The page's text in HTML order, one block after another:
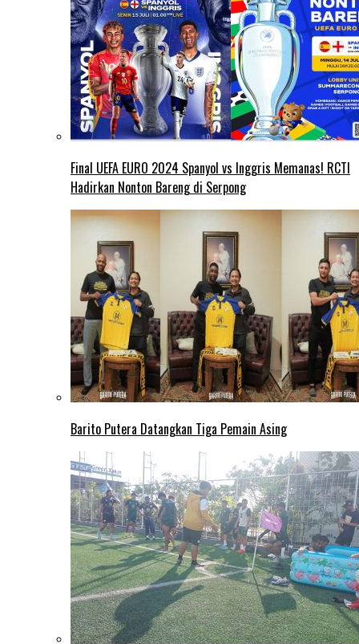
Final UEFA EURO 2024 Spanyol vs Inggris Memanas! RCTI
Hadirkan Nonton Bareng di Serpong
Barito Putera Datangkan Tiga Pemain Asing